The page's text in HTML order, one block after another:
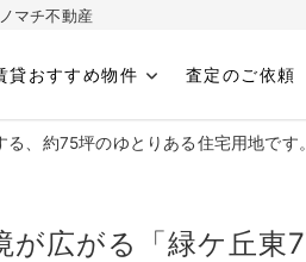
マチ不動産
貸おすすめ物件 査定のご依頼
、約75坪のゆとりある住宅用地です。
が広がる「緑ケ丘東